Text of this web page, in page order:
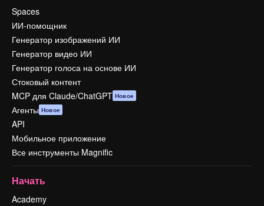
Spaces
ИИ-помощник
Генератор изображений ИИ
Генератор видео ИИ
Генератор голоса на основе ИИ
Стоковый контент
MCP для Claude/ChatGPT Новое
Агенты Новое
API
Мобильное приложение
Все инструменты Magnific
Начать
Academy